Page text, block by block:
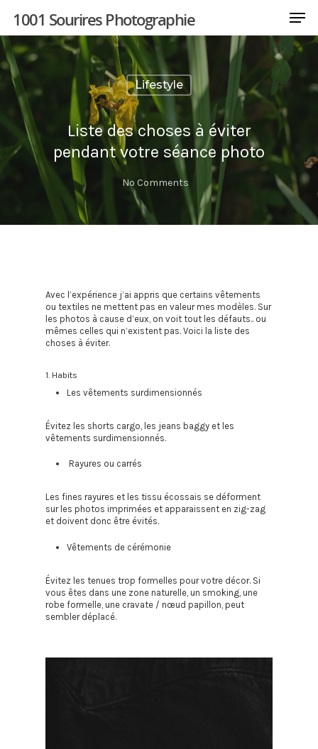
Hit enter to search or ESC to close
1001 Sourires Photographie
Lifestyle
Liste des choses à éviter
pendant votre séance photo
No Comments
Avec l’expérience j’ai appris que certains vêtements
ou textiles ne mettent pas en valeur mes modèles. Sur
les photos à cause d’eux, on voit tout les défauts.. ou
mêmes celles qui n’existent pas. Voici la liste des
choses à éviter.
1. Habits
Les vêtements surdimensionnés
Évitez les shorts cargo, les jeans baggy et les
vêtements surdimensionnés.
Rayures ou carrés
Les fines rayures et les tissu écossais se déforment
sur les photos imprimées et apparaissent en zig-zag
et doivent donc être évités.
Vêtements de cérémonie
Évitez les tenues trop formelles pour votre décor. Si
vous êtes dans une zone naturelle, un smoking, une
robe formelle, une cravate / nœud papillon, peut
sembler déplacé.